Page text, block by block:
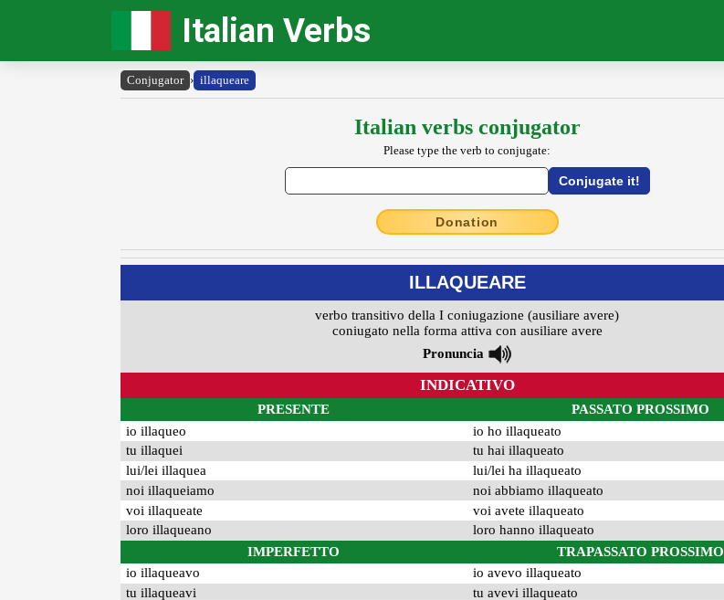
Italian Verbs
Conjugator › illaqueare
Italian verbs conjugator
Please type the verb to conjugate:
Donation
ILLAQUEARE
verbo transitivo della I coniugazione (ausiliare avere)
coniugato nella forma attiva con ausiliare avere
Pronuncia
INDICATIVO
PRESENTE
io illaqueo
tu illaquei
lui/lei illaquea
noi illaqueiamo
voi illaqueate
loro illaqueano
IMPERFETTO
io illaqueavo
tu illaqueavi
PASSATO PROSSIMO
io ho illaqueato
tu hai illaqueato
lui/lei ha illaqueato
noi abbiamo illaqueato
voi avete illaqueato
loro hanno illaqueato
TRAPASSATO PROSSIMO
io avevo illaqueato
tu avevi illaqueato